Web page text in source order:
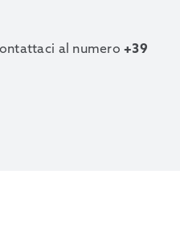
al numero+39